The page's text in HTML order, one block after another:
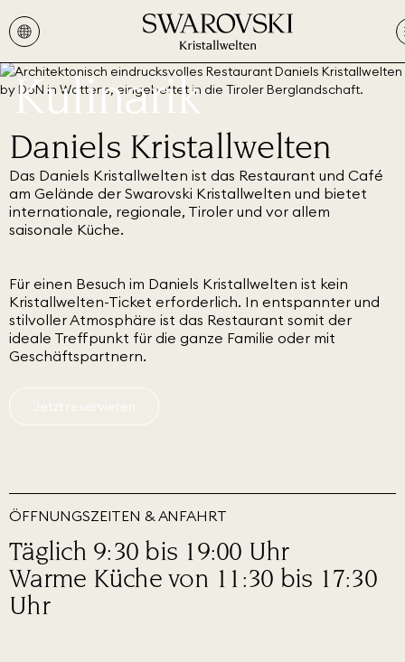
Kulinarik
Daniels Kristallwelten
Das Daniels Kristallwelten ist das Restaurant und Café
am Gelände der Swarovski Kristallwelten und bietet
internationale, regionale, Tiroler und vor allem
saisonale Küche.
Für einen Besuch im Daniels Kristallwelten ist kein
Kristallwelten-Ticket erforderlich. In entspannter und
stilvoller Atmosphäre ist das Restaurant somit der
ideale Treffpunkt für die ganze Familie oder mit
Geschäftspartnern.
Jetzt reservieren
ÖFFNUNGSZEITEN & ANFAHRT
Täglich 9:30 bis 19:00 Uhr
Warme Küche von 11:30 bis 17:30
Uhr